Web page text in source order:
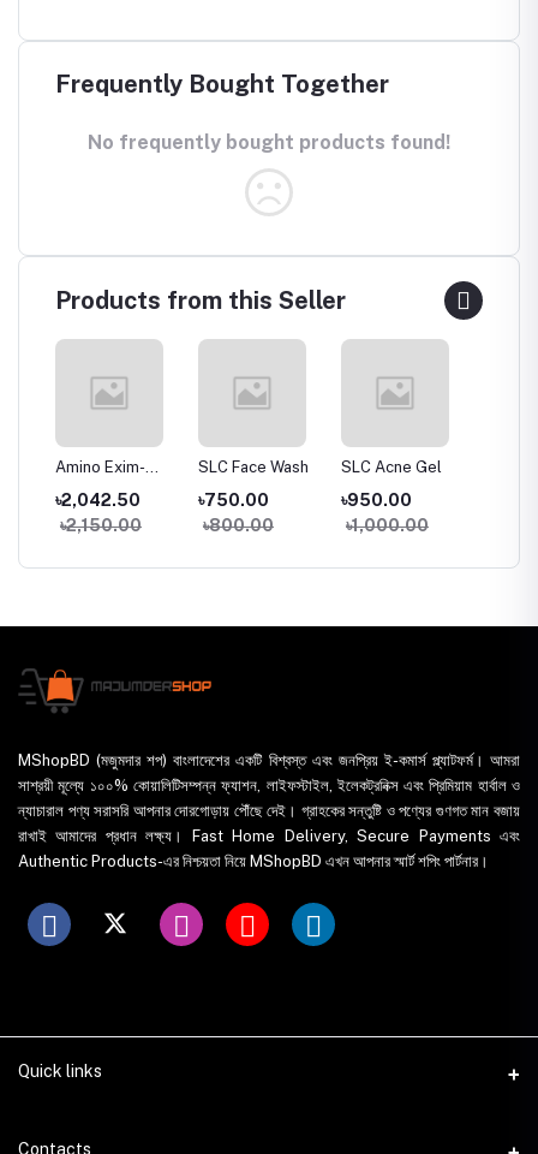
Frequently Bought Together
No frequently bought products found!
Products from this Seller
Amino Exim-
30pcs Tablet
৳2,042.50
৳2,150.00
SLC Face Wash
৳750.00
৳800.00
SLC Acne Gel
৳950.00
৳1,000.00
MShopBD (মজুমদার শপ) বাংলাদেশের একটি বিশ্বস্ত এবং জনপ্রিয় ই-কমার্স প্ল্যাটফর্ম। আমরা
সাশ্রয়ী মূল্যে ১০০% কোয়ালিটিসম্পন্ন ফ্যাশন, লাইফস্টাইল, ইলেকট্রনিক্স এবং প্রিমিয়াম হার্বাল ও
ন্যাচারাল পণ্য সরাসরি আপনার দোরগোড়ায় পৌঁছে দেই। গ্রাহকের সন্তুষ্টি ও পণ্যের গুণগত মান বজায়
রাখাই আমাদের প্রধান লক্ষ্য। Fast Home Delivery, Secure Payments এবং
Authentic Products-এর নিশ্চয়তা নিয়ে MShopBD এখন আপনার স্মার্ট শপিং পার্টনার।
Quick links
WhatsApp
Contacts